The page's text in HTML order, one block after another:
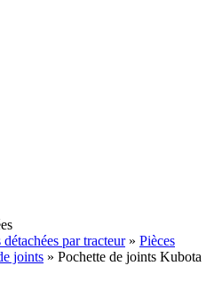
détachées par tracteur» Pièces
joints » Pochette de joints Kubota